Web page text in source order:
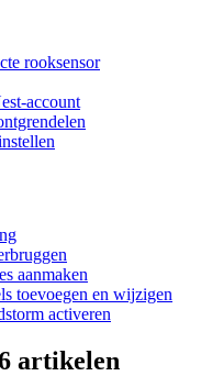
rooksensor
account
aanmaken
toevoegen en wijzigen
activeren
artikelen